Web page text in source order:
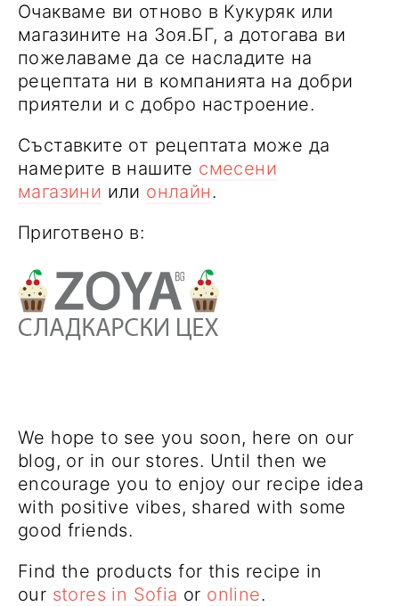
Очакваме ви отново в Кукуряк или
магазините на Зоя.БГ, а дотогава ви
пожелаваме да се насладите на
рецептата ни в компанията на добри
приятели и с добро настроение.
Съставките от рецептата може да
намерите в нашите смесени
магазини или онлайн.
Приготвено в:
We hope to see you soon, here on our
blog, or in our stores. Until then we
encourage you to enjoy our recipe idea
with positive vibes, shared with some
good friends.
Find the products for this recipe in
our stores in Sofia or online.